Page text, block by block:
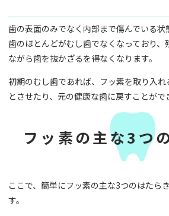
歯の表面のみでなく内部まで傷んでいる状
歯のほとんどがむし歯でなくなっており、
ながら歯を抜かざるを得なくなります。
初期のむし歯であれば、フッ素を取り入れ
とさせたり、元の健康な歯に戻すことがで
フッ素の主な3つ
ここで、簡単にフッ素の主な3つのはたら
す。